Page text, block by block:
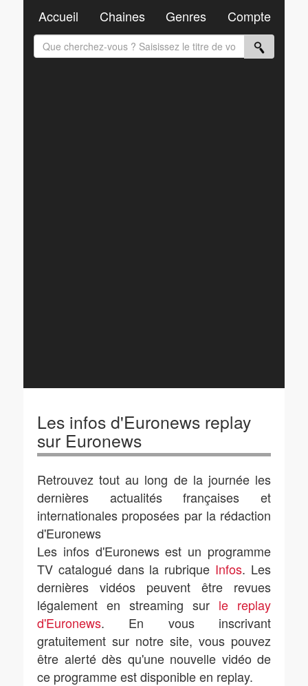
Les infos d'Euronews replay
sur Euronews
Retrouvez tout au long de la journée les
dernières actualités françaises et
internationales proposées par la rédaction
d'Euronews
Les infos d'Euronews est un programme
TV catalogué dans la rubrique Infos. Les
dernières vidéos peuvent être revues
légalement en streaming sur le replay
d'Euronews. En vous inscrivant
gratuitement sur notre site, vous pouvez
être alerté dès qu'une nouvelle vidéo de
ce programme est disponible en replay.
Accueil Chaines Genres Compte